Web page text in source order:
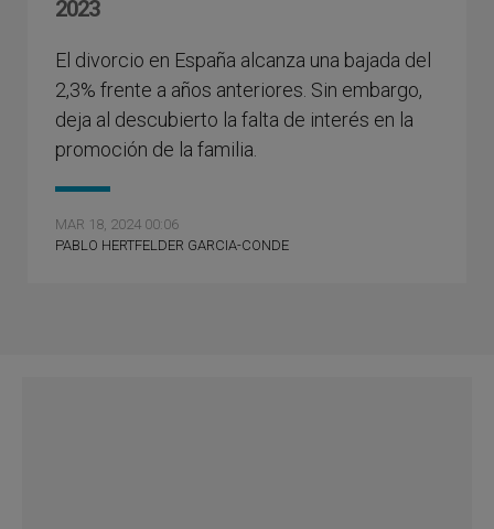
2023
El divorcio en España alcanza una bajada del
2,3% frente a años anteriores. Sin embargo,
deja al descubierto la falta de interés en la
promoción de la familia.
MAR 18, 2024 00:06
PABLO HERTFELDER GARCIA-CONDE